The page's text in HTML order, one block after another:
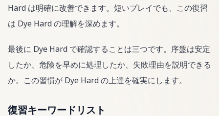
Hard は明確に改善できます。短いプレイでも、この復習
は Dye Hard の理解を深めます。
最後に Dye Hard で確認することは三つです。序盤は安定
したか、危険を早めに処理したか、失敗理由を説明できる
か。この習慣が Dye Hard の上達を確実にします。
復習キーワードリスト